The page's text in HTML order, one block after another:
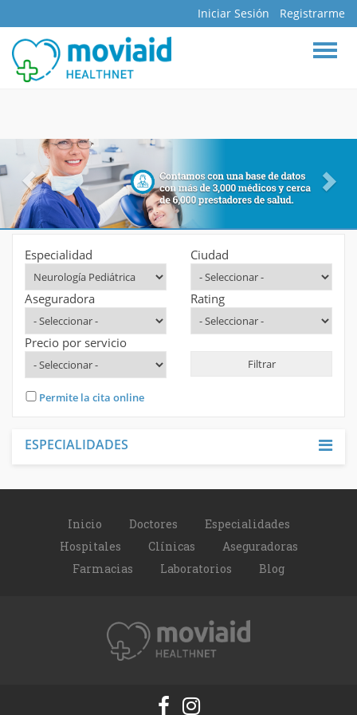
INICIO
HOSPITALES
CLÍNICAS
ASEGURADORAS
FARMACIAS
LABORATORIOS
MAPA INTERACTIVO
BLOG
INICIAR SESIÓN
REGISTRARME
Iniciar Sesión Registrarme
Especialidad Ciudad
Aseguradora Rating
Precio por servicio
Permite la cita online
ESPECIALIDADES
Inicio Doctores
Especialidades
Hospitales
Clínicas
Aseguradoras
Farmacias
Laboratorios Blog